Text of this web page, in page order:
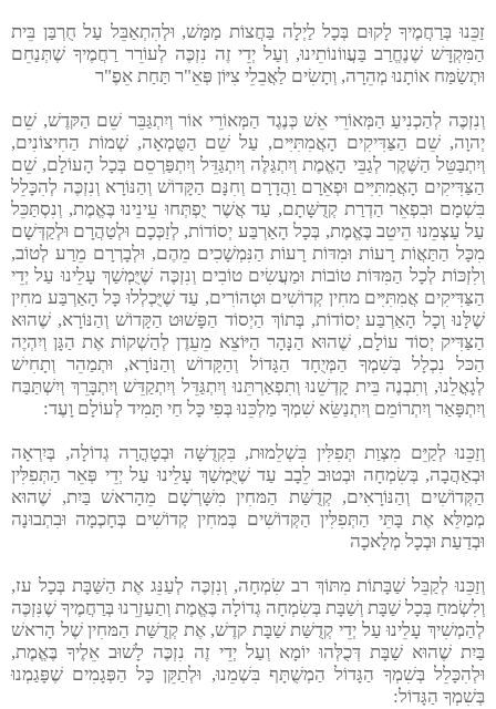
זַכֵּנוּ בְּרַחֲמֶיךָ לָקוּם בְּכָל לַיְלָה בַּחֲצוֹת מַמָּשׁ, וּלְהִתְאַבֵּל עַל חֻרְבַּן בֵּית
הַמִּקְדָּשׁ שֶׁנֶחֱרַב בַּעֲווֹנוֹתֵינוּ, וְעַל יְדֵי זֶה נִזְכֶּה לְעוֹרֵר רַחֲמֶיךָ שֶׁתְּנַחֵם
וּתְשַׂמַּח אוֹתָנוּ מְהֵרָה, וְתָשִׂים לַאֲבֵלֵי צִיּוֹן פְּאֵ"ר תַּחַת אֵפֶ"ר
וְנִזְכֶּה לְהַכְנִיעַ הַמְּאוֹרֵי אֵשׁ כְּנֶגֶד הַמְּאוֹרֵי אוֹר וְיִתְגַּבֵּר שֵׁם הַקּדֶשׁ, שֵׁם
יְהוָה, שֵׁם הַצַּדִּיקִים הָאֲמִתִּיִּים, עַל שֵׁם הַטֻּמְאָה, שְׁמוֹת הַחִיצוֹנִים,
וְיִתְבַּטֵּל הַשֶּׁקֶר לְגַבֵּי הָאֱמֶת וְיִתְגַּלֶּה וְיִתְגַּדֵּל וְיִתְפַּרְסֵם בְּכָל הָעוֹלָם, שֵׁם
הַצַּדִּיקִים הָאֲמִתִּיִּים וּפְאֵרָם וַהֲדָרָם וְחִנָּם הַקָּדוֹשׁ וְהַנּוֹרָא וְנִזְכֶּה לְהִכָּלֵל
בִּשְׁמָם וּבִפְאֵר הַדְרַת קְדֻשָּׁתָם, עַד אֲשֶׁר יֻפְתְּחוּ עֵינֵינוּ בֶּאֱמֶת, וְנִסְתַּכֵּל
עַל עַצְמֵנוּ הֵיטֵב בֶּאֱמֶת, בְּכָל הָאַרְבַּע יְסוֹדוֹת, לְזַכְּכָם וּלְטַהֲרָם וּלְקַדְּשָׁם
מִכָּל הַתַּאֲוֹת רָעוֹת וּמִדּוֹת רָעוֹת הַנִּמְשָׁכִים מֵהֶם, וּלְבָרְרָם מֵרַע לְטוֹב,
וְלִזְכּוֹת לְכָל הַמִּדּוֹת טוֹבוֹת וּמַעֲשִׂים טוֹבִים וְנִזְכֶּה שֶׁיֻּמְשַׁךְ עָלֵינוּ עַל יְדֵי
הַצַּדִּיקִים אֲמִתִּיִּים מחִין קְדוֹשִׁים וּטְהוֹרִים, עַד שֶׁיֻּכְלְלוּ כָּל הָאַרְבַּע מחִין
שֶׁלָּנוּ וְכָל הָאַרְבַּע יְסוֹדוֹת, בְּתוֹךְ הַיְסוֹד הַפָּשׁוּט הַקָּדוֹשׁ וְהַנּוֹרָא, שֶׁהוּא
הַצַּדִּיק יְסוֹד עוֹלָם, שֶׁהוּא הַנָּהָר הַיּוֹצֵא מֵעֵדֶן לְהַשְׁקוֹת אֶת הַגָּן וְיִהְיֶה
הַכּל נִכְלָל בְּשִׁמְךָ הַמְּיֻחָד הַגָּדוֹל וְהַקָּדוֹשׁ וְהַנּוֹרָא, וּתְמַהֵר וְתָחִישׁ
לְגָאֳלֵנוּ, וְתִבְנֶה בֵּית קָדְשֵׁנוּ וְתִפְאַרְתֵּנוּ וְיִתְגַּדֵּל וְיִתְקַדֵּשׁ וְיִתְבָּרֵךְ וְיִשְׁתַּבַּח
וְיִתְפָּאַר וְיִתְרוֹמֵם וְיִתְנַשֵּׂא שִׁמְךָ מַלְכֵּנוּ בְּפִי כָּל חַי תָּמִיד לְעוֹלָם וָעֶד:
וְזַכֵּנוּ לְקַיֵּם מִצְוַת תְּפִלִּין בִּשְׁלֵמוּת, בִּקְדֻשָּׁה וּבְטָהֳרָה גְדוֹלָה, בְּיִרְאָה
וּבְאַהֲבָה, בְּשִׂמְחָה וּבְטוּב לֵבָב עַד שֶׁיֻּמְשַׁךְ עָלֵינוּ עַל יְדֵי פְּאֵר הַתְּפִלִּין
הַקְּדוֹשִׁים וְהַנּוֹרָאִים, קְדֻשַּׁת הַמּחִין מִשָּׁרְשָׁם מֵהָראשׁ בַּיִת, שֶׁהוּא
מְמַלֵּא אֶת בָּתֵּי הַתְּפִלִּין הַקְּדוֹשִׁים בְּמחִין קְדוֹשִׁים בְּחָכְמָה וּבִתְבוּנָה
וּבְדַעַת וּבְכָל מְלָאכָה
וְזַכֵּנוּ לְקַבֵּל שַׁבָּתוֹת מִתּוֹךְ רב שִׂמְחָה, וְנִזְכֶּה לְעַנֵּג אֶת הַשַּׁבָּת בְּכָל עז,
וְלִשְׂמחַ בְּכָל שַׁבָּת וְשַׁבָּת בְּשִׂמְחָה גְדוֹלָה בֶּאֱמֶת וְתַעַזְרֵנוּ בְּרַחֲמֶיךָ שֶׁנִּזְכֶּה
לְהַמְשִׁיךְ עָלֵינוּ עַל יְדֵי קְדֻשַּׁת שַׁבָּת קדֶשׁ, אֶת קְדֻשַּׁת הַמּחִין שֶׁל הָראשׁ
בַּיִת שֶׁהוּא שַׁבָּת דְּכֻלְּהוּ יוֹמָא וְעַל יְדֵי זֶה נִזְכֶּה לָשׁוּב אֵלֶיךָ בֶּאֱמֶת,
וּלְהִכָּלֵל בְּשִׁמְךָ הַגָּדוֹל הַמְשֻׁתָּף בִּשְׁמֵנוּ, וּלְתַקֵּן כָּל הַפְּגָמִים שֶׁפָּגַמְנוּ
בְּשִׁמְךָ הַגָּדוֹל: